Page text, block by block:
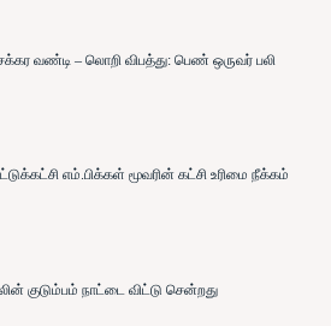
வண்டி – லொறி விபத்து: பெண் ஒருவர் பலி
எம்.பிக்கள் மூவரின் கட்சி உரிமை நீக்கம்
குடும்பம் நாட்டை விட்டு சென்றது